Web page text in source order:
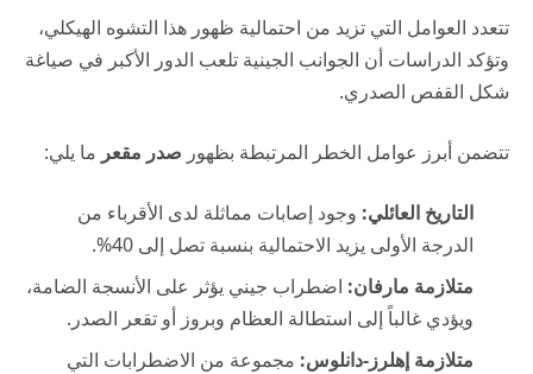
تتعدد العوامل التي تزيد من احتمالية ظهور هذا التشوه الهيكلي،
وتؤكد الدراسات أن الجوانب الجينية تلعب الدور الأكبر في صياغة
شكل القفص الصدري.
تتضمن أبرز عوامل الخطر المرتبطة بظهور صدر مقعر ما يلي:
التاريخ العائلي: وجود إصابات مماثلة لدى الأقرباء من
الدرجة الأولى يزيد الاحتمالية بنسبة تصل إلى 40%.
متلازمة مارفان: اضطراب جيني يؤثر على الأنسجة الضامة،
ويؤدي غالباً إلى استطالة العظام وبروز أو تقعر الصدر.
متلازمة إهلرز-دانلوس: مجموعة من الاضطرابات التي